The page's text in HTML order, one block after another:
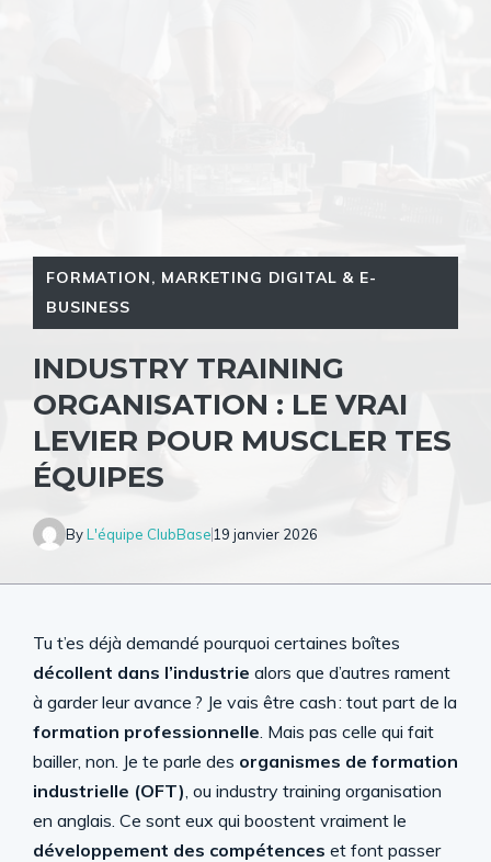
FORMATION, MARKETING DIGITAL & E-
BUSINESS
INDUSTRY TRAINING
ORGANISATION : LE VRAI
LEVIER POUR MUSCLER TES
ÉQUIPES
ByL'équipe ClubBase 19 janvier 2026
Tu t’es déjà demandé pourquoi certaines boîtes
décollent dans l’industrie alors que d’autres rament
à garder leur avance ? Je vais être cash : tout part de la
formation professionnelle. Mais pas celle qui fait
bailler, non. Je te parle des organismes de formation
industrielle (OFT), ou industry training organisation
en anglais. Ce sont eux qui boostent vraiment le
développement des compétences et font passer